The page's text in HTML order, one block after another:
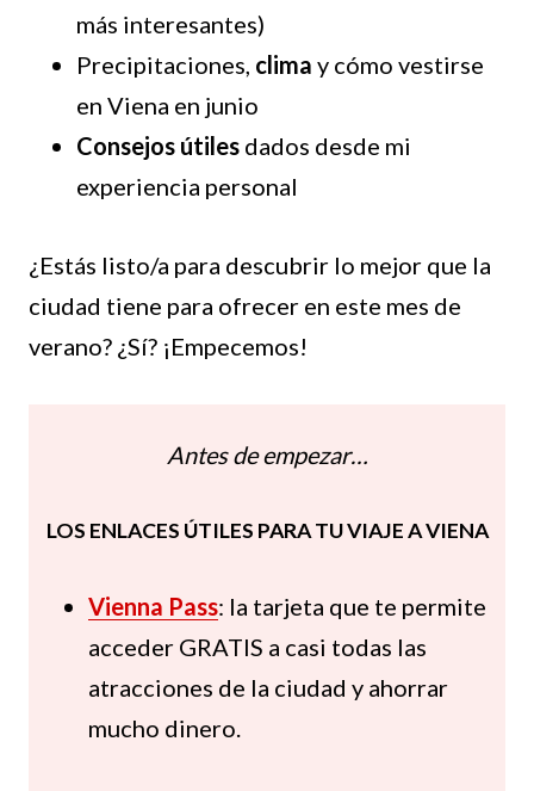
más interesantes)
Precipitaciones, clima y cómo vestirse
en Viena en junio
Consejos útiles dados desde mi
experiencia personal
¿Estás listo/a para descubrir lo mejor que la
ciudad tiene para ofrecer en este mes de
verano? ¿Sí? ¡Empecemos!
Antes de empezar…
LOS ENLACES ÚTILES PARA TU VIAJE A VIENA
Vienna Pass: la tarjeta que te permite
acceder GRATIS a casi todas las
atracciones de la ciudad y ahorrar
mucho dinero.